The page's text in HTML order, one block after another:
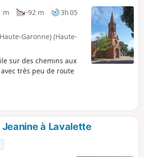
m -92 m
3h 05
Garonne) (Haute-
sur des chemins aux
très peu de route
à Lavalette